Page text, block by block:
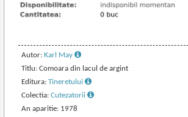
Autor:Karl May
Titlu: Comoara din lacul de argint
Editura:Tineretului
Colectia:Cutezatorii
An aparitie: 1978